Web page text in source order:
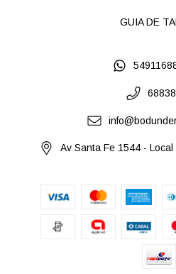
GUIA DE
Av Santa Fe 1544 -